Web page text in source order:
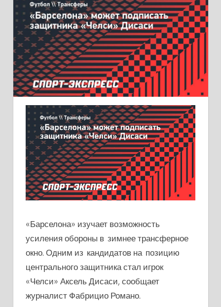
«Барселона» изучает возможность
усиления обороны в зимнее трансферное
окно. Одним из кандидатов на позицию
центрального защитника стал игрок
«Челси» Аксель Дисаси, сообщает
журналист Фабрицио Романо.